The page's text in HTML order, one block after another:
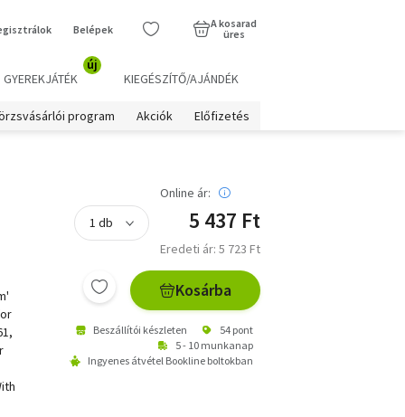
Belépek
A kosarad
üres
GYEREKJÁTÉK
új
KIEGÉSZÍTŐ/AJÁNDÉK
program Akciók Előfizetés
Online ár:
5 437 Ft
Eredeti ár: 5 723 Ft
Kosárba
Beszállítói készleten
54 pont
5 - 10 munkanap
Ingyenes átvétel Bookline boltokban